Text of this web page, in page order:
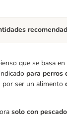
que se basa
para perros
ser un alimento
solo con